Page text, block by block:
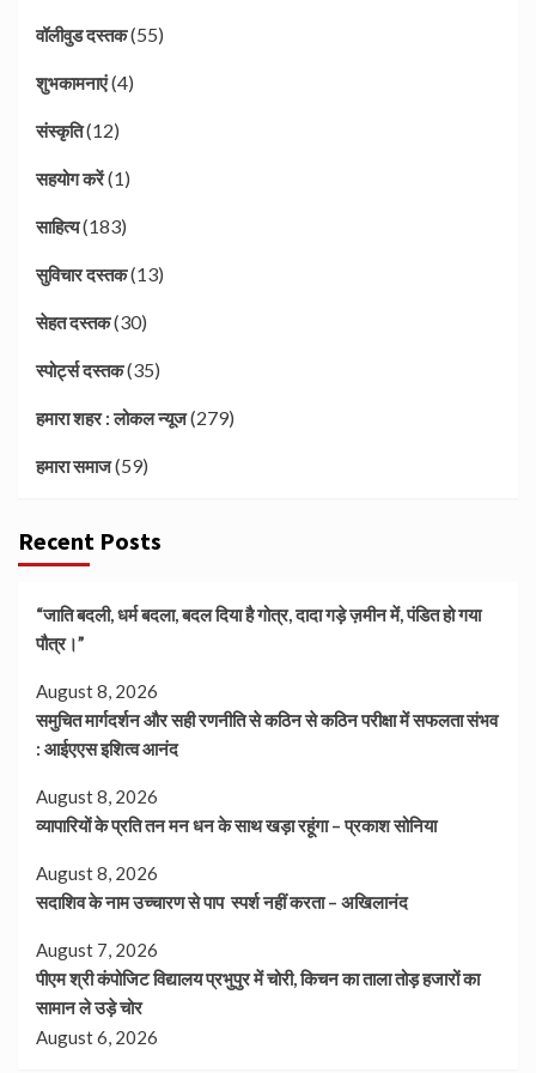
वॉलीवुड दस्तक(55)
शुभकामनाएं(4)
संस्कृति(12)
सहयोग करें(1)
साहित्य(183)
सुविचार दस्तक(13)
सेहत दस्तक(30)
स्पोर्ट्स दस्तक(35)
हमारा शहर : लोकल न्यूज(279)
हमारा समाज(59)
Recent Posts
“जाति बदली, धर्म बदला, बदल दिया है गोत्र, दादा गड़े ज़मीन में, पंडित हो गया
पौत्र।”
August 8, 2026
समुचित मार्गदर्शन और सही रणनीति से कठिन से कठिन परीक्षा में सफलता संभव
: आईएएस इशित्व आनंद
August 8, 2026
व्यापारियों के प्रति तन मन धन के साथ खड़ा रहूंगा – प्रकाश सोनिया
August 8, 2026
सदाशिव के नाम उच्चारण से पाप स्पर्श नहीं करता – अखिलानंद
August 7, 2026
पीएम श्री कंपोजिट विद्यालय प्रभुपुर में चोरी, किचन का ताला तोड़ हजारों का
सामान ले उड़े चोर
August 6, 2026